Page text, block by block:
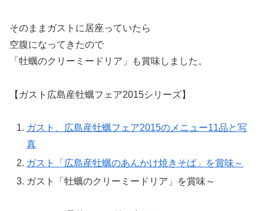
そのままガストに居座っていたら
空腹になってきたので
「牡蠣のクリーミードリア」も賞味しました。
【ガスト広島産牡蠣フェア2015シリーズ】
ガスト、広島産牡蠣フェア2015のメニュー11品と写
真
ガスト「広島産牡蠣のあんかけ焼きそば」を賞味～
ガスト「牡蠣のクリーミードリア」を賞味～